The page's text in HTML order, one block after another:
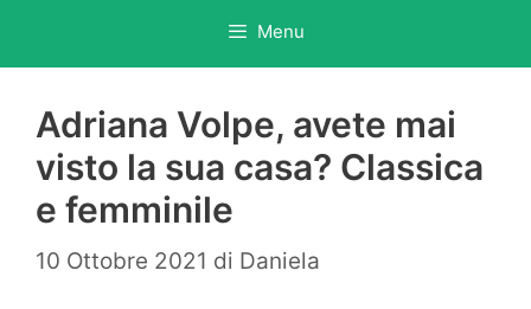
Menu
Adriana Volpe, avete mai
visto la sua casa? Classica
e femminile
10 Ottobre 2021 di Daniela